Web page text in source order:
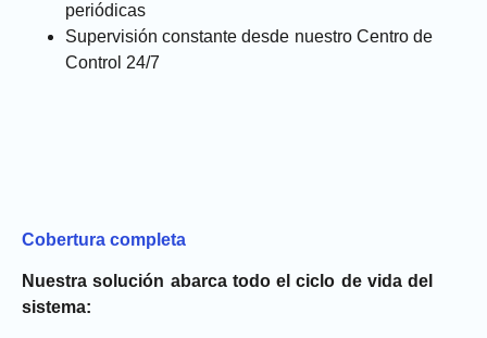
periódicas
Supervisión constante desde nuestro Centro de
Control 24/7
Cobertura completa
Nuestra solución abarca todo el ciclo de vida del
sistema: